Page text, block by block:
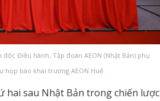
Điều hành, Tập đoàn AEON (Nhật Bản) phụ
báo khai trương AEON Huế.
hai sau Nhật Bản trong chiến lược